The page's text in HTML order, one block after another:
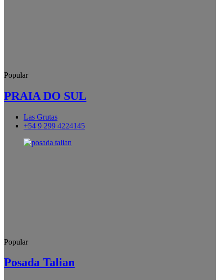
Popular
PRAIA DO SUL
Las Grutas
+54 9 299 4224145
Popular
Posada Talian